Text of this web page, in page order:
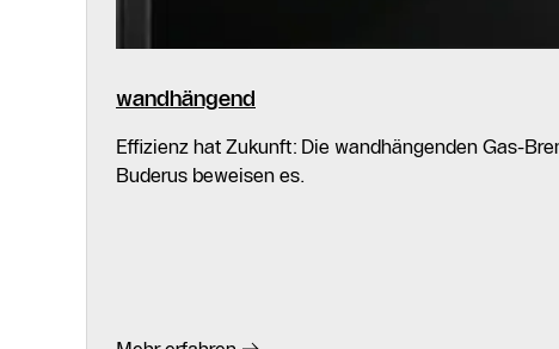
wandhängend
Effizienz hat Zukunft: Die wandhängenden Gas-
Buderus beweisen es.